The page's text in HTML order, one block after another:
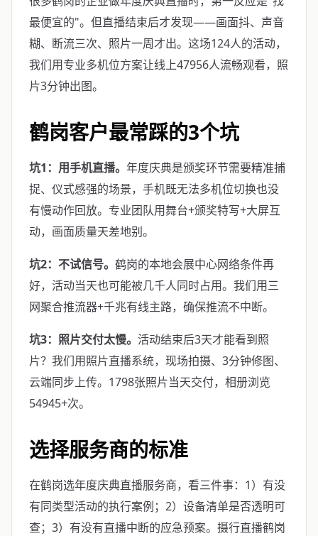
最便宜的"。但直播结束后才发现——画面抖、声音
糊、断流三次、照片一周才出。这场124人的活动，
我们用专业多机位方案让线上47956人流畅观看，照
片3分钟出图。
鹤岗客户最常踩的3个坑
坑1：用手机直播。 年度庆典是颁奖环节需要精准捕
捉、仪式感强的场景，手机既无法多机位切换也没
有慢动作回放。专业团队用舞台+颁奖特写+大屏互
动，画面质量天差地别。
坑2：不试信号。 鹤岗的本地会展中心网络条件再
好，活动当天也可能被几千人同时占用。我们用三
网聚合推流器+千兆有线主路，确保推流不中断。
坑3：照片交付太慢。 活动结束后3天才能看到照
片？我们用照片直播系统，现场拍摄、3分钟修图、
云端同步上传。1798张照片当天交付，相册浏览
54945+次。
选择服务商的标准
在鹤岗选年度庆典直播服务商，看三件事：1）有没
有同类型活动的执行案例；2）设备清单是否透明可
查；3）有没有直播中断的应急预案。摄行直播鹤岗